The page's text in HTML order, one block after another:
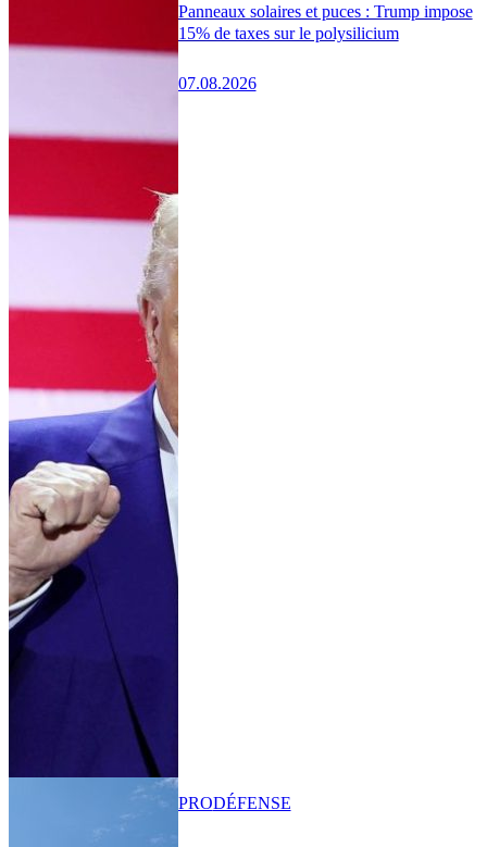
Panneaux solaires et puces : Trump impose
15% de taxes sur le polysilicium
07.08.2026
PRODÉFENSE